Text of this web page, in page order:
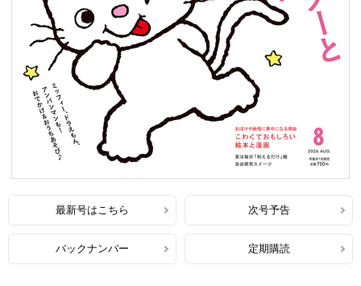
最新号はこちら 次号予告
バックナンバー 定期購読